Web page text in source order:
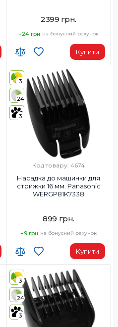
2399 грн.
+24 грн. на бонусний рахунок
Купити
3
24
3
Код товару: 4674
Насадка до машинки для
стрижки 16 мм. Panasonic
WERGP81K7338
899 грн.
+9 грн. на бонусний рахунок
Купити
3
24
3